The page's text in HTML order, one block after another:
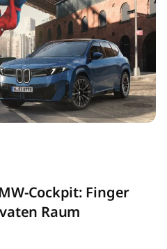
Cockpit: Finger
Raum